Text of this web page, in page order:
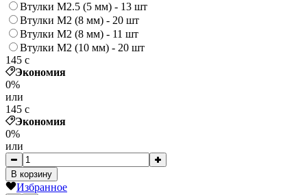
Втулки M2.5 (5 мм) - 13 шт
Втулки M2 (8 мм) - 20 шт
Втулки M2 (8 мм) - 11 шт
Втулки M2 (10 мм) - 20 шт
145 c
Экономия
0%
или
145 c
Экономия
0%
или
В корзину
Избранное